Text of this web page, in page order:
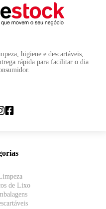
higiene e descartáveis,
rápida para facilitar o dia
de Lixo